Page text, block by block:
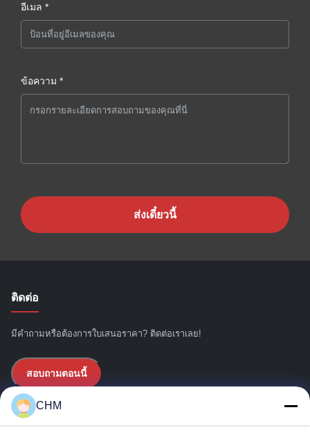
อีเมล *
ข้อความ *
ส่งเดี๋ยวนี้
ติดต่อ
มีคำถามหรือต้องการใบเสนอราคา? ติดต่อเราเลย!
สอบถามตอนนี้
ลิงก์ด่วน
CHM